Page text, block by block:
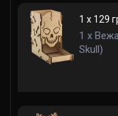
1 x 129
1 x
Skull)